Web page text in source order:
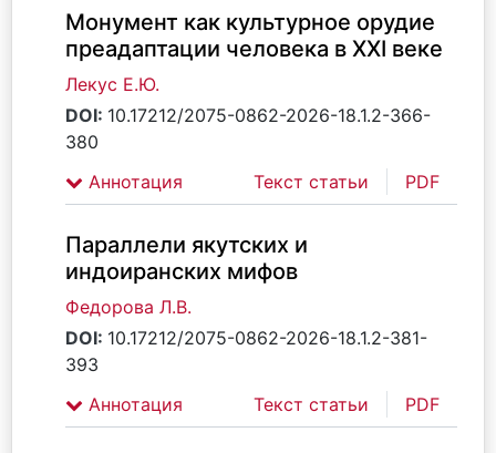
Монумент как культурное орудие
преадаптации человека в XXI веке
Лекус Е.Ю.
DOI: 10.17212/2075-0862-2026-18.1.2-366-
380
Аннотация
Текст статьи PDF
Параллели якутских и
индоиранских мифов
Федорова Л.В.
DOI: 10.17212/2075-0862-2026-18.1.2-381-
393
Аннотация
Текст статьи PDF